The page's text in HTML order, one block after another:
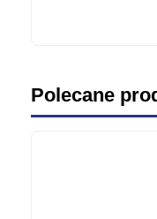
Polecane